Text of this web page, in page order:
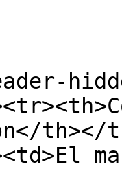
th></